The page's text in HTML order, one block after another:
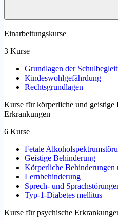
Einarbeitungskurse
3 Kurse
Grundlagen der
Kindeswohlgefährdung
Rechtsgrundlagen
Kurse für körperliche und geistige
Erkrankungen
6 Kurse
Fetale
Geistige Behinderung
Körperliche Behinderungen
Lernbehinderung
Sprech- und
Typ-1-Diabetes mellitus
Kurse für psychische